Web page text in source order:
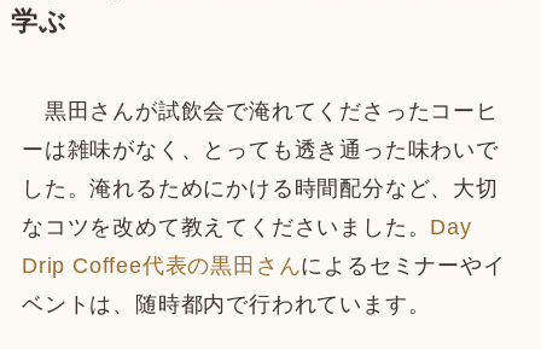
学ぶ
黒田さんが試飲会で淹れてくださったコーヒ
ーは雑味がなく、とっても透き通った味わいで
した。淹れるためにかける時間配分など、大切
なコツを改めて教えてくださいました。 Day
Drip Coffee代表の黒田さんによるセミナーやイ
ベントは、随時都内で行われています。